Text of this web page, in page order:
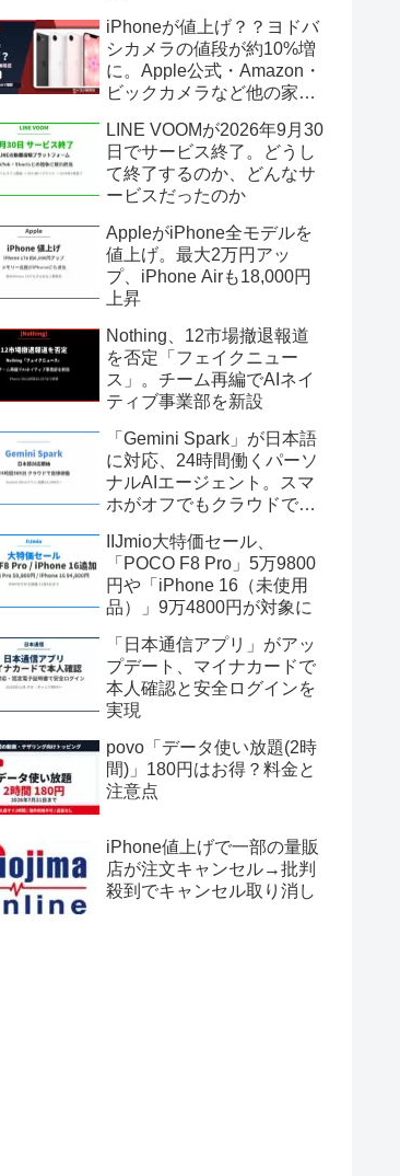
iPhoneが値上げ？？ヨドバ
シカメラの値段が約10%増
に。Apple公式・Amazon・
ビックカメラなど他の家電
LINE VOOMが2026年9月30
日でサービス終了。どうし
て終了するのか、どんなサ
ービスだったのか
AppleがiPhone全モデルを
値上げ。最大2万円アッ
プ、iPhone Airも18,000円
上昇
Nothing、12市場撤退報道
を否定「フェイクニュー
ス」。チーム再編でAIネイ
ティブ事業部を新設
「Gemini Spark」が日本語
に対応、24時間働くパーソ
ナルAIエージェント。スマ
ホがオフでもクラウドで自
IIJmio大特価セール、
「POCO F8 Pro」5万9800
円や「iPhone 16（未使用
品）」9万4800円が対象に
「日本通信アプリ」がアッ
プデート、マイナカードで
本人確認と安全ログインを
実現
povo「データ使い放題(2時
間)」180円はお得？料金と
注意点
iPhone値上げで一部の量販
店が注文キャンセル→批判
殺到でキャンセル取り消し